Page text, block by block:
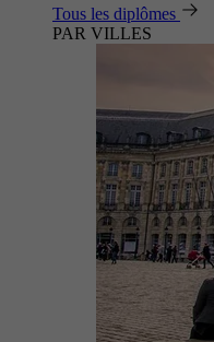
Tous les diplômes
PAR VILLES